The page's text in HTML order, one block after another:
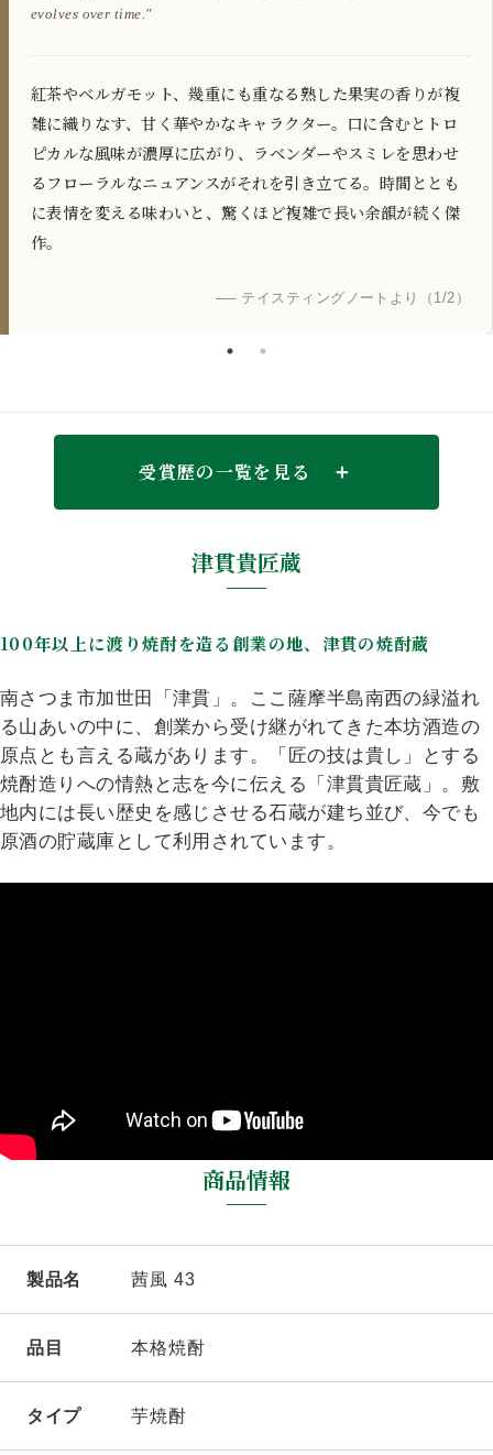
evolves over time."
紅茶やベルガモット、幾重にも重なる熟した果実の香りが複
雑に織りなす、甘く華やかなキャラクター。口に含むとトロ
ピカルな風味が濃厚に広がり、ラベンダーやスミレを思わせ
るフローラルなニュアンスがそれを引き立てる。時間ととも
に表情を変える味わいと、驚くほど複雑で長い余韻が続く傑
作。
── テイスティングノートより（1/2）
いさつま芋の豊かな風味と、スパイシーな余韻が楽しめる。
── テイスティングノートより（2/2）
受賞歴の一覧を見る
金賞（GOLD）
東京ウイスキー＆スピリッツコンペティション（TWSC）
最高金賞
2024 年
インターナショナル・ワイン＆スピリッツ・コンペティション
（IWSC）
2022
インターナショナル・スピリッツ・チャレンジ（ISC）
（SFWSC）
インターナショナル・スピリッツ・チャレンジ（ISC）
世界最高賞（TROPHY）
津貫貴匠蔵
100年以上に渡り焼酎を造る創業の地、津貫の焼酎蔵
南さつま市加世田「津貫」。ここ薩摩半島南西の緑溢れ
る山あいの中に、創業から受け継がれてきた本坊酒造の
原点とも言える蔵があります。「匠の技は貴し」とする
焼酎造りへの情熱と志を今に伝える「津貫貴匠蔵」。敷
地内には長い歴史を感じさせる石蔵が建ち並び、今でも
原酒の貯蔵庫として利用されています。
商品情報
製品名 茜風 43
品目 本格焼酎
タイプ 芋焼酎